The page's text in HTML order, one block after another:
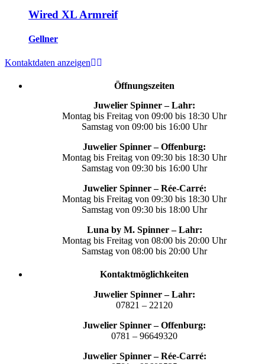
Wired XL Armreif
Gellner
Kontaktdaten anzeigen
Öffnungszeiten
Juwelier Spinner – Lahr:
Montag bis Freitag von 09:00 bis 18:30 Uhr
Samstag von 09:00 bis 16:00 Uhr
Juwelier Spinner – Offenburg:
Montag bis Freitag von 09:30 bis 18:30 Uhr
Samstag von 09:30 bis 16:00 Uhr
Juwelier Spinner – Rée-Carré:
Montag bis Freitag von 09:30 bis 18:30 Uhr
Samstag von 09:30 bis 18:00 Uhr
Luna by M. Spinner – Lahr:
Montag bis Freitag von 08:00 bis 20:00 Uhr
Samstag von 08:00 bis 20:00 Uhr
Kontaktmöglichkeiten
Juwelier Spinner – Lahr:
07821 – 22120
Juwelier Spinner – Offenburg:
0781 – 96649320
Juwelier Spinner – Rée-Carré: